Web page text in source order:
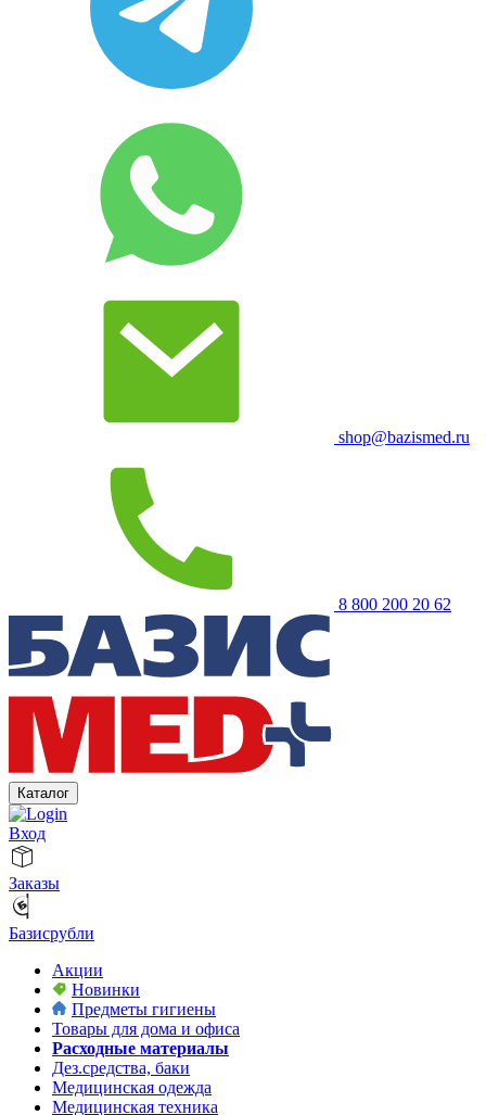
shop@bazismed.ru
8 800 200 20 62
Каталог
Вход
Заказы
Базисрубли
Акции
Новинки
Предметы гигиены
Товары для дома и офиса
Расходные материалы
Дез.средства, баки
Медицинская одежда
Медицинская техника